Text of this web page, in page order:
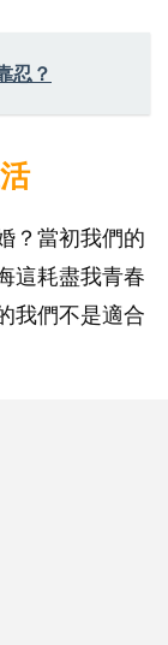
忍？
？當初我們的
這耗盡我青春
我們不是適合